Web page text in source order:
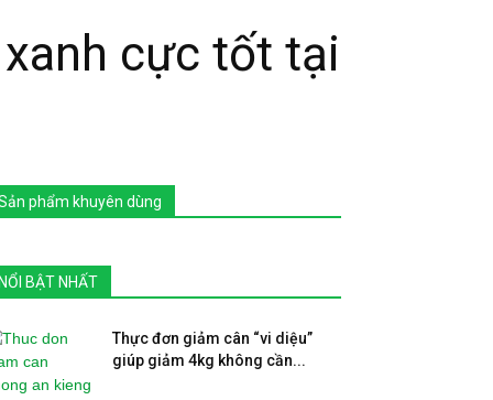
cực tốt tại
phẩm khuyên dùng
NỔI BẬT NHẤT
Thực đơn giảm cân “vi diệu”
giúp giảm 4kg không cần...